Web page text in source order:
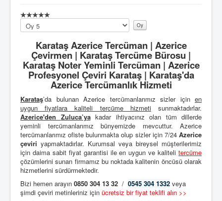
Lütfen
oylayın
Karataş Azerice Tercüman | Azerice
Çevirmen | Karataş Tercüme Bürosu |
Karataş Noter Yeminli Tercüman | Azerice
Profesyonel Çeviri Karataş | Karataş'da
Azerice Tercümanlık Hizmeti
Karataş’da bulunan Azerice tercümanlarımız sizler için en
uygun fiyatlara kaliteli tercüme hizmetisunmaktadırlar.
Azerice'den Zuluca’yakadar ihtiyacınız olan tüm dillerde
yeminli tercümanlarımız bünyemizde mevcuttur. Azerice
tercümanlarımız ofiste bulunmakta olup sizler için 7/24 Azerice
çeviri yapmaktadırlar. Kurumsal veya bireysel müşterilerimiz
için daima sabit fiyat garantisi ile en uygun ve kaliteli tercüme
çözümlerini sunan firmamız bu noktada kalitenin öncüsü olarak
hizmetlerini sürdürmektedir.
Bizi hemen arayın 0850 304 13 32 / 0545 304 1332 veya
şimdi çeviri metinleriniz için ücretsiz bir fiyat teklifi alın >>